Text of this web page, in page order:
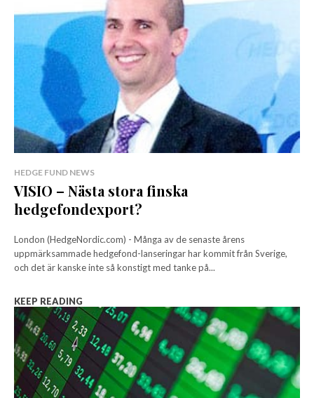
HEDGE FUND NEWS
VISIO – Nästa stora finska
hedgefondexport?
London (HedgeNordic.com) - Många av de senaste årens
uppmärksammade hedgefond-lanseringar har kommit från Sverige,
och det är kanske inte så konstigt med tanke på...
KEEP READING